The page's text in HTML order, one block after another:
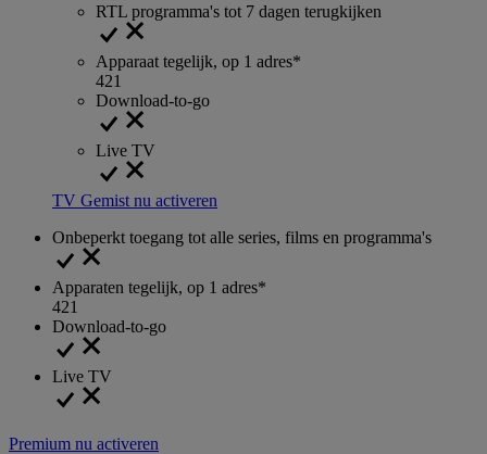
RTL programma's tot 7 dagen terugkijken
Apparaat tegelijk, op 1 adres*
421
Download-to-go
Live TV
TV Gemist nu activeren
Onbeperkt toegang tot alle series, films en programma's
Apparaten tegelijk, op 1 adres*
421
Download-to-go
Live TV
Premium nu activeren